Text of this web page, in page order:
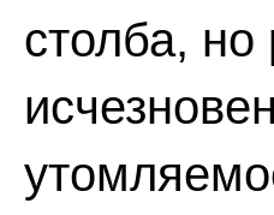
столба,